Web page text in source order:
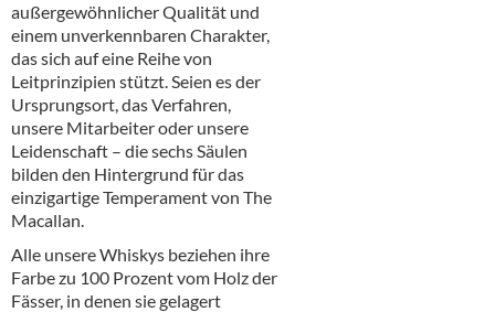
außergewöhnlicher Qualität und
einem unverkennbaren Charakter,
das sich auf eine Reihe von
Leitprinzipien stützt. Seien es der
Ursprungsort, das Verfahren,
unsere Mitarbeiter oder unsere
Leidenschaft – die sechs Säulen
bilden den Hintergrund für das
einzigartige Temperament von The
Macallan.
Alle unsere Whiskys beziehen ihre
Farbe zu 100 Prozent vom Holz der
Fässer, in denen sie gelagert